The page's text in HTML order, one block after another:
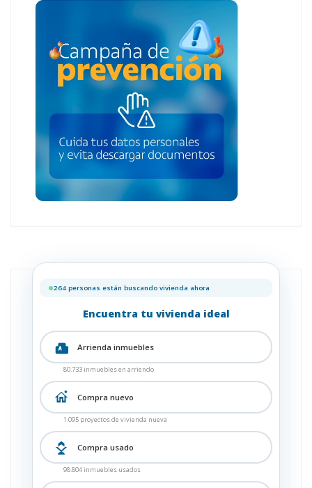
264 personas están buscando vivienda ahora
Encuentra tu vivienda ideal
Arrienda inmuebles
80.733 inmuebles en arriendo
Compra nuevo
1.095 proyectos de vivienda nueva
Compra usado
98.804 inmuebles usados